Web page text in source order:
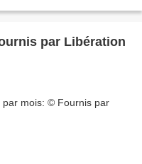
par Libération